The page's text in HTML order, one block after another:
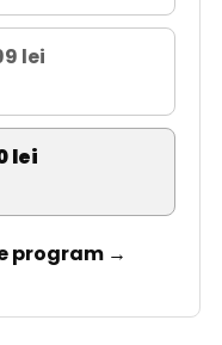
lei
lei
program →